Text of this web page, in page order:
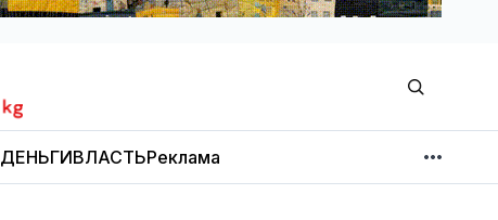
ДЕНЬГИВЛАСТЬРеклама
МНЕНИЕ